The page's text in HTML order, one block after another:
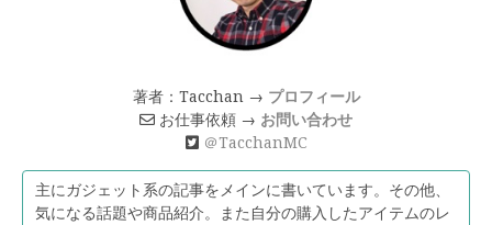
著者：Tacchan → プロフィール
お仕事依頼 → お問い合わせ
＠TacchanMC
主にガジェット系の記事をメインに書いています。その他、
気になる話題や商品紹介。また自分の購入したアイテムのレ